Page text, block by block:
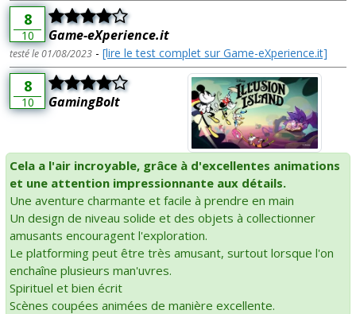
8
10 Game-eXperience.it
testé le 01/08/2023 - [lire le test complet sur Game-eXperience.it]
8
10 GamingBolt
Cela a l'air incroyable, grâce à d'excellentes animations
et une attention impressionnante aux détails.
Une aventure charmante et facile à prendre en main
Un design de niveau solide et des objets à collectionner
amusants encouragent l'exploration.
Le platforming peut être très amusant, surtout lorsque l'on
enchaîne plusieurs man'uvres.
Spirituel et bien écrit
Scènes coupées animées de manière excellente.